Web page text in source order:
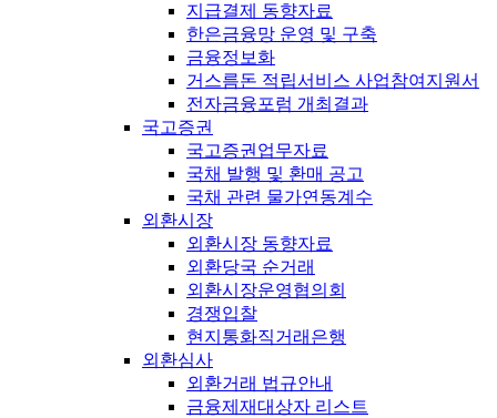
지급결제 동향자료
한은금융망 운영 및 구축
금융정보화
거스름돈 적립서비스 사업참여지원서
전자금융포럼 개최결과
국고증권
국고증권업무자료
국채 발행 및 환매 공고
국채 관련 물가연동계수
외환시장
외환시장 동향자료
외환당국 순거래
외환시장운영협의회
경쟁입찰
현지통화직거래은행
외환심사
외환거래 법규안내
금융제재대상자 리스트